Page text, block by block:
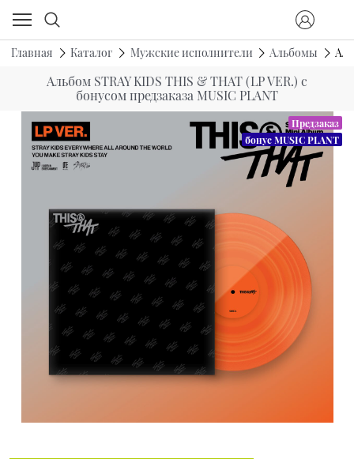
Главная Каталог Мужские исполнители Альбомы
Альбом STRAY KIDS THIS & THAT (LP VER.) с
бонусом предзаказа MUSIC PLANT
Предзаказ
бонус MUSIC PLANT